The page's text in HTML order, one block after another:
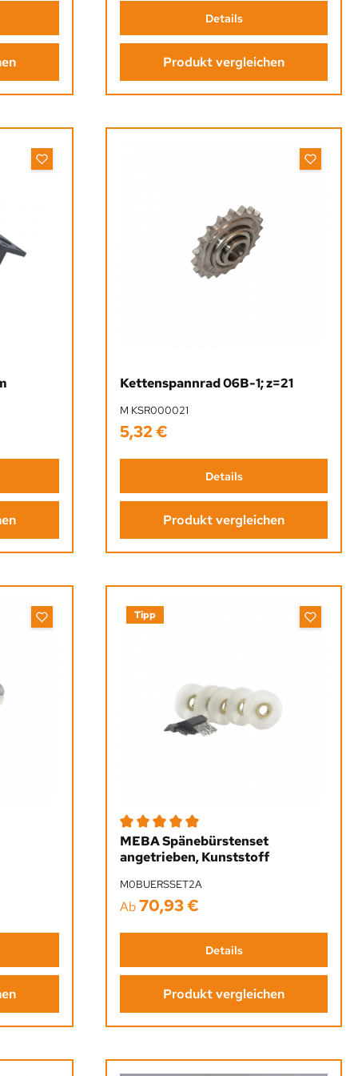
Details
Produkt vergleichen
Kettenspannrad 06B-1; z=21
M KSR000021
Regulärer Preis:
5,32 €
Details
Produkt vergleichen
Tipp
Durchschnittliche Bewertung von 5 von 5
MEBA Spänebürstenset
angetrieben, Kunststoff
M0BUERSSET2A
Regulärer Preis:
Ab70,93 €
Details
Produkt vergleichen